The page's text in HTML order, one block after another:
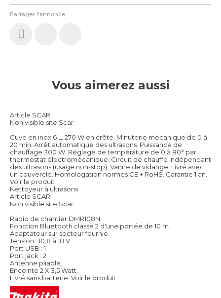
Partager l'annonce
Vous aimerez aussi
Article SCAR
Non visible site Scar
Cuve en inox 6 L. 270 W en crête. Minuterie mécanique de 0 à
20 min. Arrêt automatique des ultrasons. Puissance de
chauffage 300 W. Réglage de température de 0 à 80° par
thermostat électromécanique. Circuit de chauffe indépendant
des ultrasons (usage non-stop). Vanne de vidange. Livré avec
un couvercle. Homologation normes CE + RoHS. Garantie 1 an.
Voir le produit
Nettoyeur à ultrasons
Article SCAR
Non visible site Scar
Radio de chantier DMR108N.
Fonction Bluetooth classe 2 d'une portée de 10 m.
Adaptateur sur secteur fournie.
Tension : 10,8 à 18 V.
Port USB : 1
Port jack : 2.
Antenne pliable.
Enceinte 2 X 3,5 Watt.
Livré sans batterie. Voir le produit